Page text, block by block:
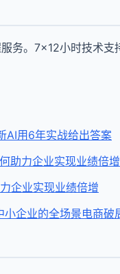
务。7×12小时技术
AI用6年实战给出答案
助力企业实现业绩倍增
企业实现业绩倍增
企业的全场景电商破